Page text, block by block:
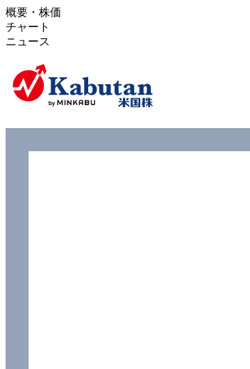
概要・株価
チャート
ニュース